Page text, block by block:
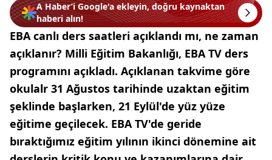
A Haber’i Google'a ekleyin, doğru kaynaktan
haberi alın!
EBA canlı ders saatleri açıklandı mı, ne zaman
açıklanır? Milli Eğitim Bakanlığı, EBA TV ders
programını açıkladı. Açıklanan takvime göre
okulalr 31 Ağustos tarihinde uzaktan eğitim
şeklinde başlarken, 21 Eylül'de yüz yüze
eğitime geçilecek. EBA TV'de geride
bıraktığımız eğitim yılının ikinci dönemine ait